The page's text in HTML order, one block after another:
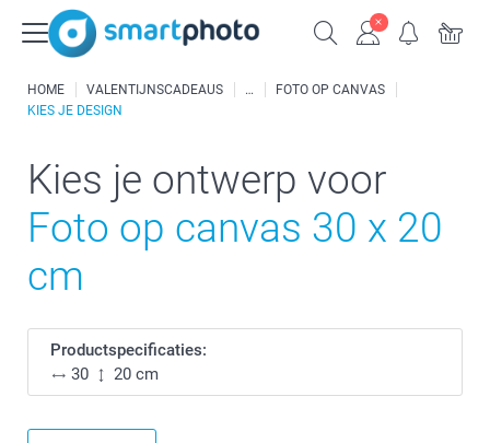
HOME VALENTIJNSCADEAUS
FOTO OP CANVAS
KIES JE DESIGN
Kies je ontwerp voor
Foto op canvas 30 x 20
cm
Productspecificaties:
30
20 cm